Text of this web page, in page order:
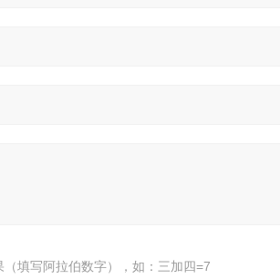
（填写阿拉伯数字），如：三加四=7